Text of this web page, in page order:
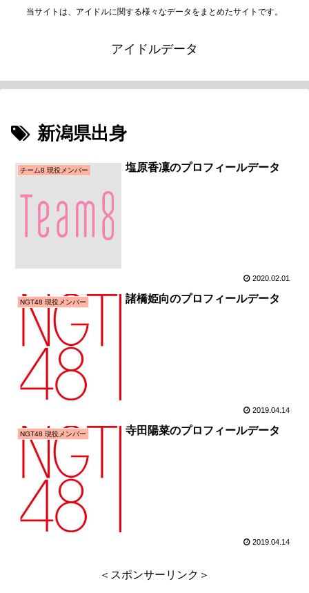
当サイトは、アイドルに関する様々なデータをまとめたサイトです。
アイドルデータ
新潟県出身
チーム8 現役メンバー 塩原香凜のプロフィールデータ
2020.02.01
NGT48 現役メンバー 諸橋姫向のプロフィールデータ
2019.04.14
NGT48 現役メンバー 寺田陽菜のプロフィールデータ
2019.04.14
＜スポンサーリンク＞